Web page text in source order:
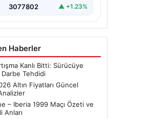
3077802 ▲ +1.23%
Haberler
Kanlı Bitti: Sürücüye
Tehdidi
Altın Fiyatları Güncel
– Iberia 1999 Maçı Özeti ve
Anları